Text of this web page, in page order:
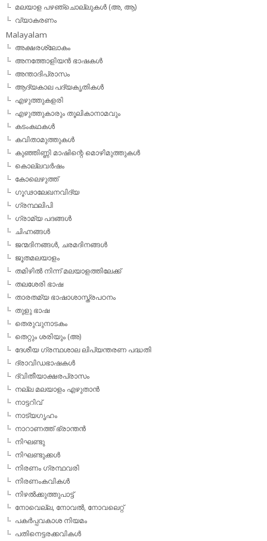
മലയാള പഴഞ്ചൊല്ലുകൾ (അ, ആ)
വ്യാകരണം
Malayalam
അക്ഷരശ്ലോകം
അനത്തോളിയന്‍ ഭാഷകള്‍
അന്താദിപ്രാസം
ആദ്യകാല പദ്യകൃതികള്‍
എഴുത്തുകളരി
എഴുത്തുകാരും തൂലികാനാമവും
കടംകഥകള്‍
കവിതാമുത്തുകള്‍
കുഞ്ഞിണ്ണി മാഷിന്റെ മൊഴിമുത്തുകള്‍
കൊല്ലവര്‍ഷം
കോലെഴുത്ത്
ഗൂഢാലേഖനവിദ്യ
ഗ്രന്ഥലിപി
ഗ്രാമ്യ പദങ്ങള്‍
ചിഹ്നങ്ങള്‍
ജന്മദിനങ്ങള്‍, ചരമദിനങ്ങള്‍
ജൂതമലയാളം
തമിഴില്‍ നിന്ന് മലയാളത്തിലേക്ക്
തലശേരി ഭാഷ
താരതമ്യ ഭാഷാശാസ്ത്രപഠനം
തുളു ഭാഷ
തെരുവുനാടകം
തെറ്റും ശരിയും (അ)
ദേശീയ ഗ്രന്ഥശാല ലിപ്യന്തരണ പദ്ധതി
ദ്രാവിഡഭാഷകള്‍
ദ്വിതീയാക്ഷരപ്രാസം
നല്ല മലയാളം എഴുതാന്‍
നാട്ടറിവ്
നാട്യഗൃഹം
നാറാണത്ത് ഭ്രാന്തന്‍
നിഘണ്ടു
നിഘണ്ടുക്കള്‍
നിരണം ഗ്രന്ഥവരി
നിരണംകവികള്‍
നിഴല്‍ക്കുത്തുപാട്ട്
നോവെല്ല, നോവല്‍, നോവലെറ്റ്
പകര്‍പ്പവകാശ നിയമം
പതിനെട്ടരക്കവികള്‍